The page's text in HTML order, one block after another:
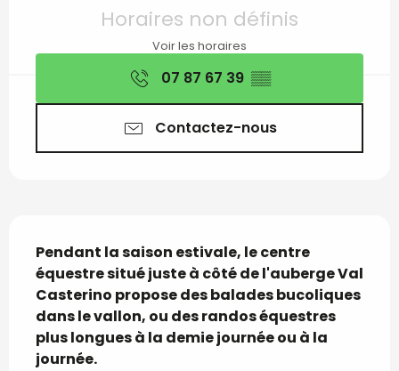
Horaires non définis
Voir les horaires
07 87 67 39 ▒▒
Contactez-nous
Description
Pendant la saison estivale, le centre
équestre situé juste à côté de l'auberge Val
Casterino propose des balades bucoliques
dans le vallon, ou des randos équestres
plus longues à la demie journée ou à la
journée.